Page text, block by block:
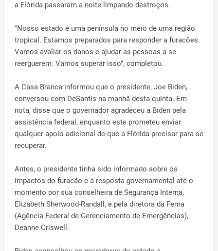
a Flórida passaram a noite limpando destroços.
"Nosso estado é uma península no meio de uma região
tropical. Estamos preparados para responder a furacões.
Vamos avaliar os danos e ajudar as pessoas a se
reerguerem. Vamos superar isso", completou.
A Casa Branca informou que o presidente, Joe Biden,
conversou com DeSantis na manhã desta quinta. Em
nota, disse que o governador agradeceu a Biden pela
assistência federal, enquanto este prometeu enviar
qualquer apoio adicional de que a Flórida precisar para se
recuperar.
Antes, o presidente tinha sido informado sobre os
impactos do furacão e a resposta governamental até o
momento por sua conselheira de Segurança Interna,
Elizabeth Sherwood-Randall, e pela diretora da Fema
(Agência Federal de Gerenciamento de Emergências),
Deanne Criswell.